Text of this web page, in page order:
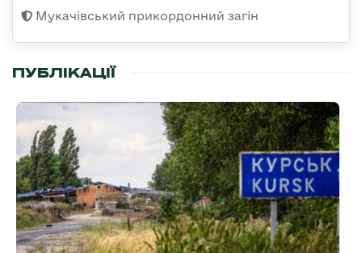
Мукачівський прикордонний загін
ПУБЛІКАЦІЇ